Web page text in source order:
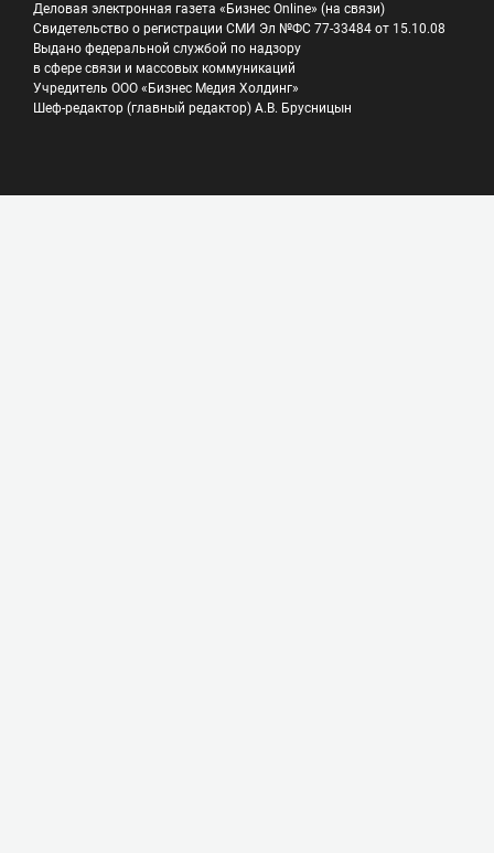
Деловая электронная газета «Бизнес Online» (на связи)
Свидетельство о регистрации СМИ Эл №ФС 77-33484 от 15.10.08
Выдано федеральной службой по надзору
в сфере связи и массовых коммуникаций
Учредитель ООО «Бизнес Медия Холдинг»
Шеф-редактор (главный редактор) А.В. Брусницын